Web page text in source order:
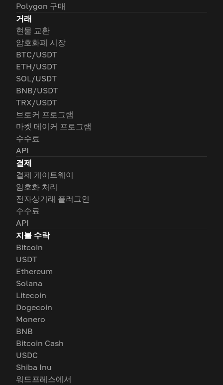
Polygon 구매
거래
현물 교환
암호화폐 시장
BTC/USDT
ETH/USDT
SOL/USDT
BNB/USDT
TRX/USDT
브로커 프로그램
마켓 메이커 프로그램
수수료
API
결제
결제 게이트웨이
암호화 처리
전자상거래 플러그인
수수료
API
지불 수락
Bitcoin
USDT
Ethereum
Solana
Litecoin
Dogecoin
Monero
BNB
Bitcoin Cash
USDC
Shiba Inu
워드프레스에서